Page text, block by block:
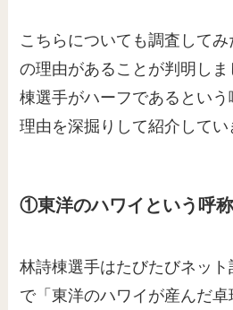
こちらについても調査して
の理由があることが判明し
棟選手がハーフであるとい
理由を深掘りして紹介してい
①東洋のハワイという呼
林詩棟選手はたびたびネッ
で「東洋のハワイが産んだ